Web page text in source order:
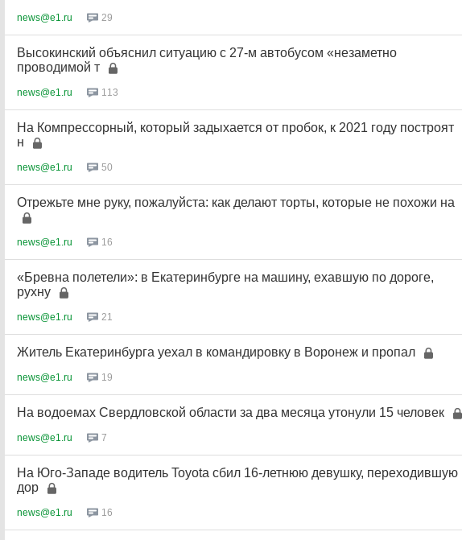
news@e1.ru 29
Высокинский объяснил ситуацию с 27-м автобусом «незаметно
проводимой т
news@e1.ru 113
На Компрессорный, который задыхается от пробок, к 2021 году построят
н
news@e1.ru 50
Отрежьте мне руку, пожалуйста: как делают торты, которые не похожи на
news@e1.ru 16
«Бревна полетели»: в Екатеринбурге на машину, ехавшую по дороге,
рухну
news@e1.ru 21
Житель Екатеринбурга уехал в командировку в Воронеж и пропал
news@e1.ru 19
На водоемах Свердловской области за два месяца утонули 15 человек
news@e1.ru 7
На Юго-Западе водитель Toyota сбил 16-летнюю девушку, переходившую
дор
news@e1.ru 16